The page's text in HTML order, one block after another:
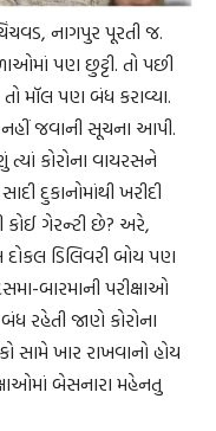
નાગપુર પૂરતી જ.
પણ છુટ્ટી. તો પછી
મૉલ પણ બંધ કરાવ્યા.
નહીં જવાની સૂચના આપી.
કોરોના વાયરસને
દુકાનોમાંથી ખરીદી
કોઈ ગેરન્ટી છે? અરે,
ડિલિવરી બોય પણ
બારમાની પરીક્ષાઓ
રહેતી જાણે કોરોના
સામે ખાર રાખવાનો હોય
બેસનારા મહેનતુ